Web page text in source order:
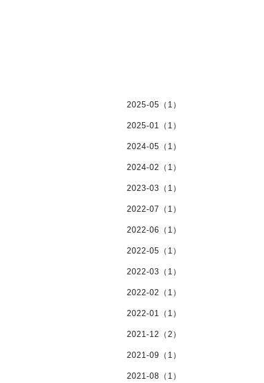
2025-05（1）
2025-01（1）
2024-05（1）
2024-02（1）
2023-03（1）
2022-07（1）
2022-06（1）
2022-05（1）
2022-03（1）
2022-02（1）
2022-01（1）
2021-12（2）
2021-09（1）
2021-08（1）